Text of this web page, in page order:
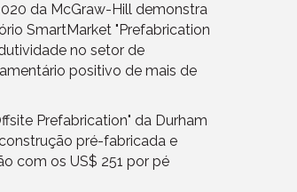
da McGraw-Hill demonstra
SmartMarket "Prefabrication
no setor de
positivo de mais de
Prefabrication" da Durham
pré-fabricada e
com os US$ 251 por pé